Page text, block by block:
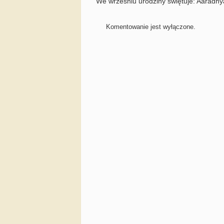
Komentowanie jest wyłączone.